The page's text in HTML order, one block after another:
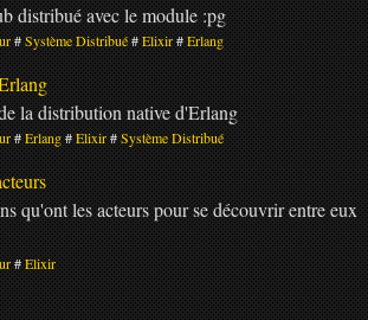
distribué avec le module :pg
Système Distribué Elixir Erlang
la distribution native d'Erlang
Erlang Elixir Système Distribué
qu'ont les acteurs pour se découvrir entre eux
Elixir